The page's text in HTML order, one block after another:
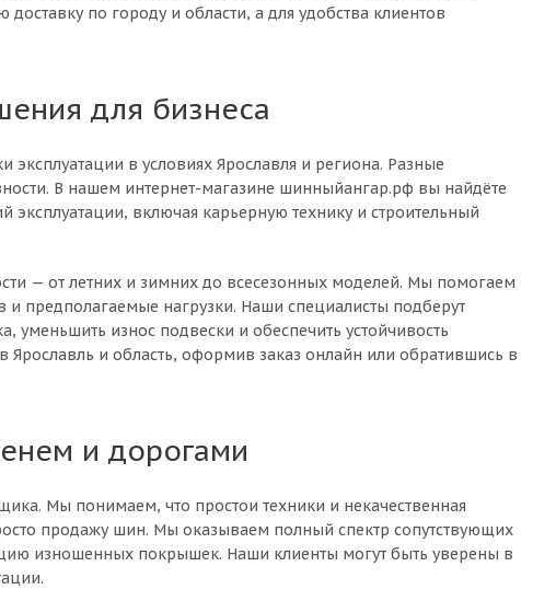
по городу и области, а для удобства клиентов
для бизнеса
в условиях Ярославля и региона. Разные
В нашем интернет-магазине шинныйангар.рф вы найдёте
включая карьерную технику и строительный
— от летних и зимних до всесезонных моделей. Мы помогаем
предполагаемые нагрузки. Наши специалисты подберут
уменьшить износ подвески и обеспечить устойчивость
и область, оформив заказ онлайн или обратившись в
и дорогами
Мы понимаем, что простои техники и некачественная
продажу шин. Мы оказываем полный спектр сопутствующих
изношенных покрышек. Наши клиенты могут быть уверены в